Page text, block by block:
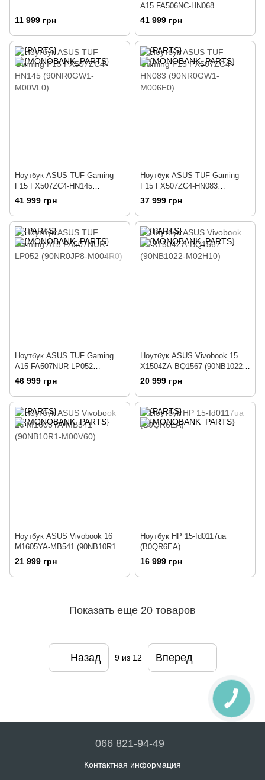
11 999 грн
A15 FA506NC-HN068
(90NR0JF7-M00830)
41 999 грн
Ноутбук ASUS TUF Gaming
F15 FX507ZC4-HN145
(90NR0GW1-M00VL0)
41 999 грн
Ноутбук ASUS TUF Gaming
F15 FX507ZC4-HN083
(90NR0GW1-M006E0)
37 999 грн
Ноутбук ASUS TUF Gaming
A15 FA507NUR-LP052
(90NR0JP8-M004R0)
46 999 грн
Ноутбук ASUS Vivobook 15
X1504ZA-BQ1567 (90NB1022-
M02H10)
20 999 грн
Ноутбук ASUS Vivobook 16
M1605YA-MB541 (90NB10R1-
M00V60)
21 999 грн
Ноутбук HP 15-fd0117ua
(B0QR6EA)
16 999 грн
Показать еще 20 товаров
Назад 9из 12 Вперед
066 821-94-49
Контактная информация